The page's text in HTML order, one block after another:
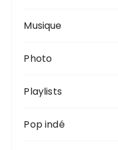
Musique
Photo
Playlists
Pop indé